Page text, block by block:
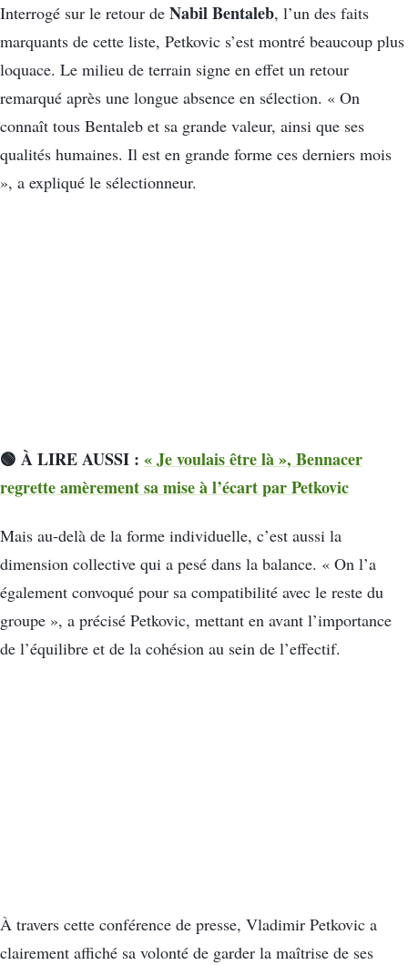
Interrogé sur le retour de Nabil Bentaleb, l’un des faits
marquants de cette liste, Petkovic s’est montré beaucoup plus
loquace. Le milieu de terrain signe en effet un retour
remarqué après une longue absence en sélection. « On
connaît tous Bentaleb et sa grande valeur, ainsi que ses
qualités humaines. Il est en grande forme ces derniers mois
», a expliqué le sélectionneur.
🟢 À LIRE AUSSI : « Je voulais être là », Bennacer
regrette amèrement sa mise à l’écart par Petkovic
Mais au-delà de la forme individuelle, c’est aussi la
dimension collective qui a pesé dans la balance. « On l’a
également convoqué pour sa compatibilité avec le reste du
groupe », a précisé Petkovic, mettant en avant l’importance
de l’équilibre et de la cohésion au sein de l’effectif.
À travers cette conférence de presse, Vladimir Petkovic a
clairement affiché sa volonté de garder la maîtrise de ses